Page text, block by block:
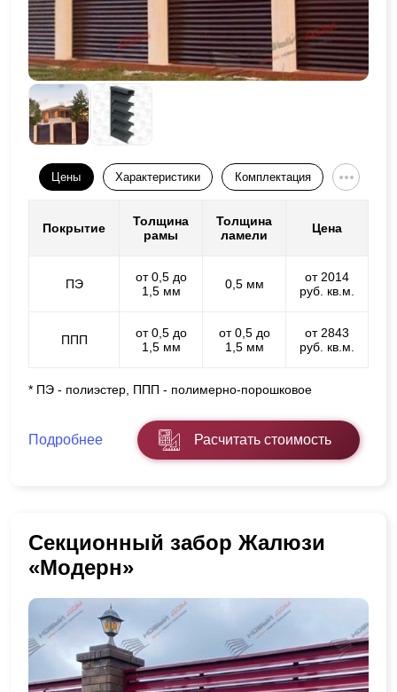
Цены Характеристики Комплектация
Покрытие
Толщина
рамы
Толщина
ламели
Цена
ПЭ
от 0,5 до
1,5 мм
0,5 мм
от 2014
руб. кв.м.
ППП
от 0,5 до
1,5 мм
от 0,5 до
1,5 мм
от 2843
руб. кв.м.
* ПЭ - полиэстер, ППП - полимерно-порошковое
Подробнее Расчитать стоимость
Секционный забор Жалюзи
«Модерн»